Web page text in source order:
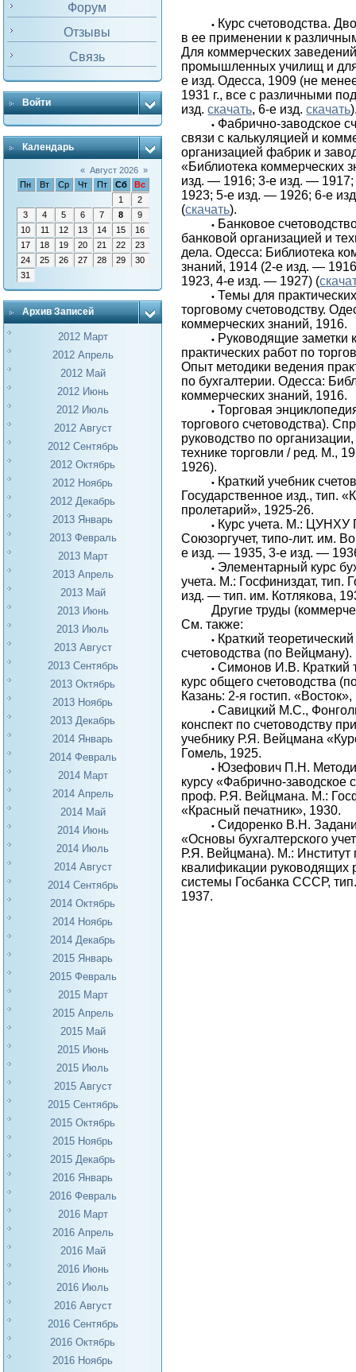
Форум
Отзывы
Связь
Войти
Календарь
« Август 2026 »
Пн
Вт Ср Чт Пт Сб
Вс
1
2
3
4 5 6 7 8
9
10
11 12 13 14 15
16
17
18 19 20 21 22
23
24
25 26 27 28 29
30
31
Архив Записей
2012 Март
2012 Апрель
2012 Май
2012 Июнь
2012 Июль
2012 Август
2012 Сентябрь
2012 Октябрь
2012 Ноябрь
2012 Декабрь
2013 Январь
2013 Февраль
2013 Март
2013 Апрель
2013 Май
2013 Июнь
2013 Июль
2013 Август
2013 Сентябрь
2013 Октябрь
2013 Ноябрь
2013 Декабрь
2014 Январь
2014 Февраль
2014 Март
2014 Апрель
2014 Май
2014 Июнь
2014 Июль
2014 Август
2014 Сентябрь
2014 Октябрь
2014 Ноябрь
2014 Декабрь
2015 Январь
2015 Февраль
2015 Март
2015 Апрель
2015 Май
2015 Июнь
2015 Июль
2015 Август
2015 Сентябрь
2015 Октябрь
2015 Ноябрь
2015 Декабрь
2016 Январь
2016 Февраль
2016 Март
2016 Апрель
2016 Май
2016 Июнь
2016 Июль
2016 Август
2016 Сентябрь
2016 Октябрь
2016 Ноябрь
• Курс счетоводства.
в ее применении к
Для коммерческих
промышленных училищ и
е изд. Одесса, 1909 (не
1931 г., все с различными
изд.скачать, 6-е изд.скачать
• Фабрично-заводское
связи с калькуляцией и
организацией фабрик и
«Библиотека коммерческих
изд. — 1916; 3-е изд. —
1923; 5-е изд. — 1926; 6-е
(скачать).
• Банковое
банковой организацией и
дела. Одесса: Библиотека
знаний, 1914 (2-е изд. —
1923, 4-е изд. — 1927) (
• Темы для
торговому счетоводству.
коммерческих знаний, 1916.
• Руководящие заметки
практических работ по
Опыт методики ведения
по бухгалтерии. Одесса:
коммерческих знаний, 1916.
• Торговая
торгового счетоводства).
руководство по
технике торговли / ред. М.,
1926).
• Краткий учебник
Государственное изд., тип.
пролетарий», 1925-26.
• Курс учета. М.: ЦУНХУ
Союзоргучет, типо-лит. им.
е изд. — 1935, 3-е изд. —
• Элементарный курс
учета. М.: Госфиниздат, тип.
изд. — тип. им. Котлякова,
Другие труды
См. также:
• Краткий
счетоводства (по Вейцману).
• Симонов И.В. Краткий
курс общего счетоводства
Казань: 2-я гостип.
• Савицкий М.С.,
конспект по счетоводству
учебнику Р.Я. Вейцмана
Гомель, 1925.
• Юзефович П.Н.
курсу «Фабрично-заводское
проф. Р.Я. Вейцмана. М.:
«Красный печатник», 1930.
• Сидоренко В.Н.
«Основы бухгалтерского
Р.Я. Вейцмана). М.:
квалификации руководящих
системы Госбанка СССР,
1937.